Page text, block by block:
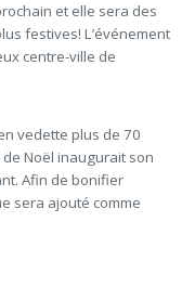
et elle sera des
festives! L’événement
centre-ville de
vedette plus de 70
Noël inaugurait son
Afin de bonifier
sera ajouté comme